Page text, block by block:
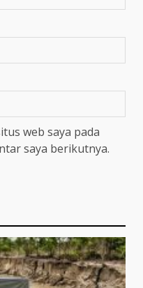
web saya pada
saya berikutnya.